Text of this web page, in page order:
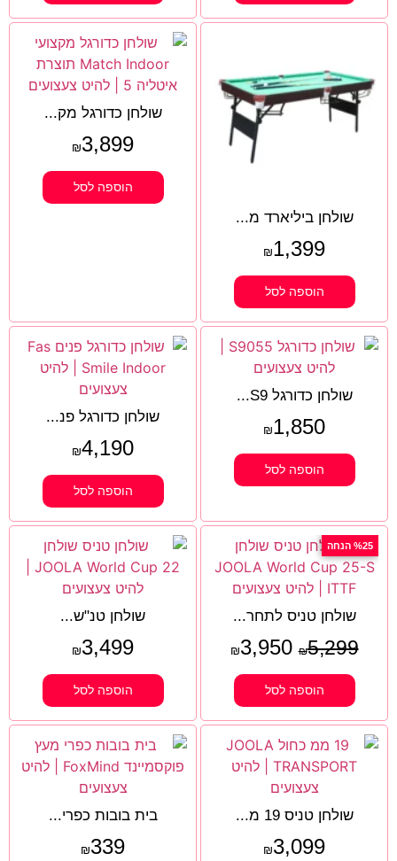
שולחן ביליארד מ...
₪1,399
הוספה לסל
שולחן כדורגל מק...
₪3,899
הוספה לסל
שולחן כדורגל S9...
₪1,850
הוספה לסל
שולחן כדורגל פנ...
₪4,190
הוספה לסל
%25 הנחה
שולחן טניס לתחר...
₪5,299
₪3,950
הוספה לסל
שולחן טנ"ש...
₪3,499
הוספה לסל
שולחן טניס 19 מ...
₪3,099
בית בובות כפרי...
₪339